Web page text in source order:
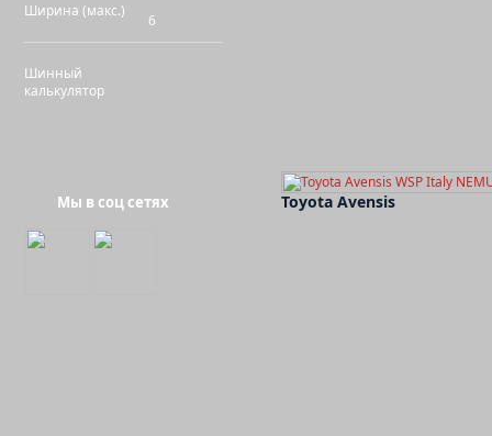
Toyota Avensis
Ширина (макс.)
6
Шинный
калькулятор
Мы в соц сетях